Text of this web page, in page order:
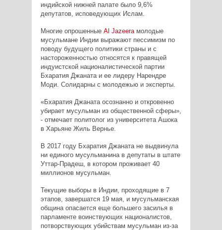
индийской нижней палате было 9,6%
депутатов, исповедующих Ислам.
Многие опрошенные Al Jazeeraмолодые
мусульмане Индии выражают пессимизм по
поводу будущего политики страны и с
настороженностью относятся к правящей
индуистской националистической партии
Бхаратия Джаната и ее лидеру Нарендре
Моди. Солидарны с молодежью и эксперты.
«Бхаратия Джаната осознанно и откровенно
убирает мусульман из общественной сферы»,
- отмечает политолог из университета Ашока
в Харьяне Жиль Вернье.
В 2017 году Бхаратия Джаната не выдвинула
ни единого мусульманина в депутаты в штате
Уттар-Прадеш, в котором проживает 40
миллионов мусульман.
Текущие выборы в Индии, проходящие в 7
этапов, завершатся 19 мая, и мусульманская
община опасается еще большего засилья в
парламенте воинствующих националистов,
потворствующих убийствам мусульман из-за